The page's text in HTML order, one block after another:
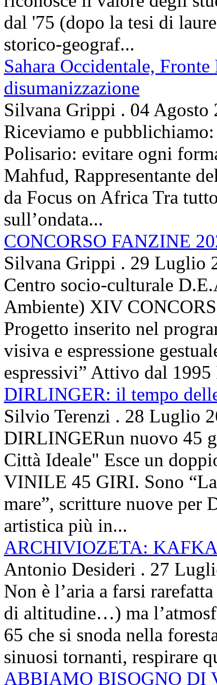
dal '75 (dopo la tesi di
storico-geograf...
Sahara Occidentale,
disumanizzazione
Silvana Grippi . 04 Agosto
Riceviamo e
Polisario: evitare ogni
Mahfud, Rappresentante
da Focus on Africa Tra
sull’ondata...
CONCORSO FANZINE
Silvana Grippi . 29 Luglio
Centro socio-culturale
Ambiente) XIV
Progetto inserito nel
visiva e espressione
espressivi” Attivo dal 1995
DIRLINGER: il tempo
Silvio Terenzi . 28 Luglio
DIRLINGERun nuovo 45
Città Ideale" Esce un
VINILE 45 GIRI. Sono
mare”, scritture nuove per
artistica più in...
ARCHIVIOZETA:
Antonio Desideri . 27
Non è l’aria a farsi
di altitudine…) ma
65 che si snoda nella
sinuosi tornanti, respirare
ABBIAMO BISOGNO DI